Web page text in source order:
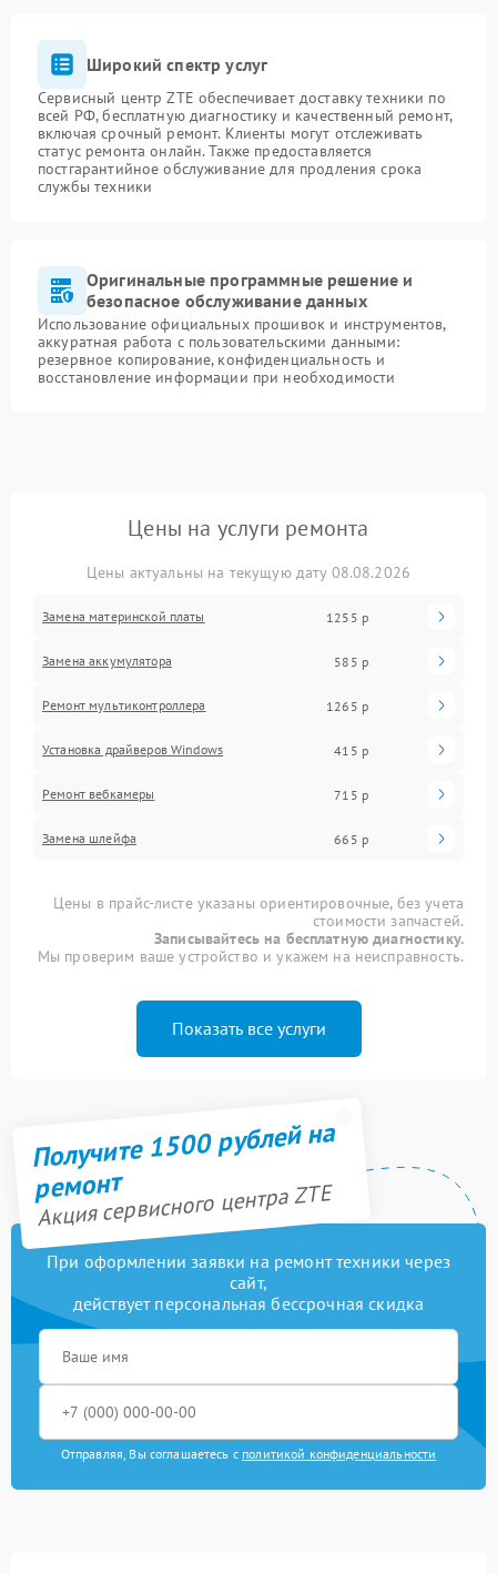
Широкий спектр услуг
Сервисный центр ZTE обеспечивает доставку техники по
всей РФ, бесплатную диагностику и качественный ремонт,
включая срочный ремонт. Клиенты могут отслеживать
статус ремонта онлайн. Также предоставляется
постгарантийное обслуживание для продления срока
службы техники
Оригинальные программные решение и
безопасное обслуживание данных
Использование официальных прошивок и инструментов,
аккуратная работа с пользовательскими данными:
резервное копирование, конфиденциальность и
восстановление информации при необходимости
Цены на услуги ремонта
Цены актуальны на текущую дату 08.08.2026
Замена материнской платы 1255 р
Замена аккумулятора 585 р
Ремонт мультиконтроллера 1265 р
Установка драйверов Windows 415 р
Ремонт вебкамеры 715 р
Замена шлейфа 665 р
Цены в прайс-листе указаны ориентировочные, без учета
стоимости запчастей.
Записывайтесь на бесплатную диагностику.
Мы проверим ваше устройство и укажем на неисправность.
Показать все услуги
Получите 1500 рублей на
ремонт
Акция сервисного центра ZTE
При оформлении заявки на ремонт техники через
сайт,
действует персональная бессрочная скидка
Отправляя, Вы соглашаетесь с политикой конфиденциальности